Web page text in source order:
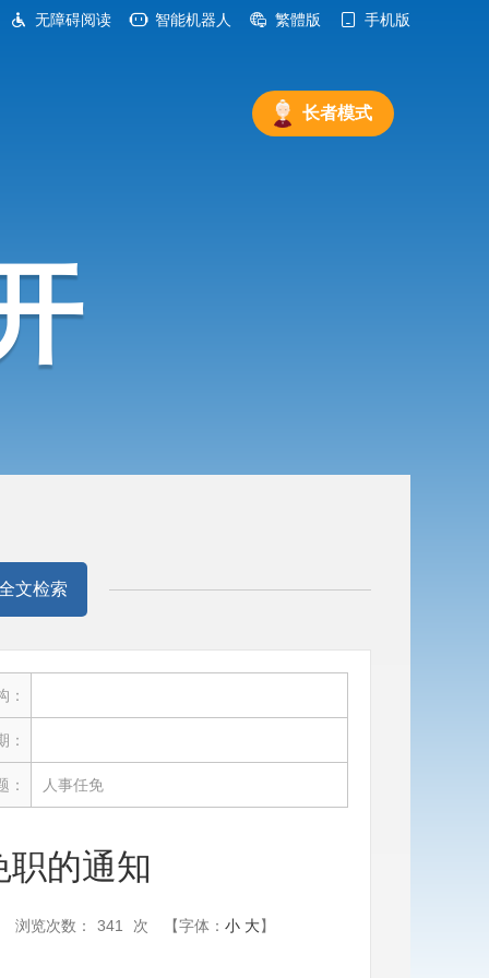
无障碍阅读 智能机器人 繁體版 手机版
长者模式
文检索
：
：
： 人事任免
的通知
浏览次数： 341 次 【字体： 小 大】